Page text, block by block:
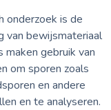
onderzoek is de
van bewijsmateriaal
gebruik van
om sporen zoals
en andere
en te analyseren.